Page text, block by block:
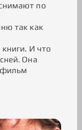
по
так как
книги. И что
Она